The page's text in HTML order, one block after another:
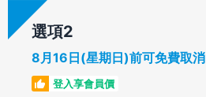
選項
8月16日(星期日)前可免費取消
登入享會員價